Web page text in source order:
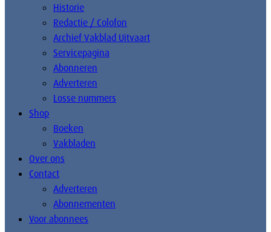
Historie
Redactie / Colofon
Archief Vakblad Uitvaart
Servicepagina
Abonneren
Adverteren
Losse nummers
Shop
Boeken
Vakbladen
Over ons
Contact
Adverteren
Abonnementen
Voor abonnees